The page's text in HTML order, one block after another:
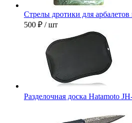
Стрелы дротики для
500 ₽ / шт
Разделочная доска Hatamoto